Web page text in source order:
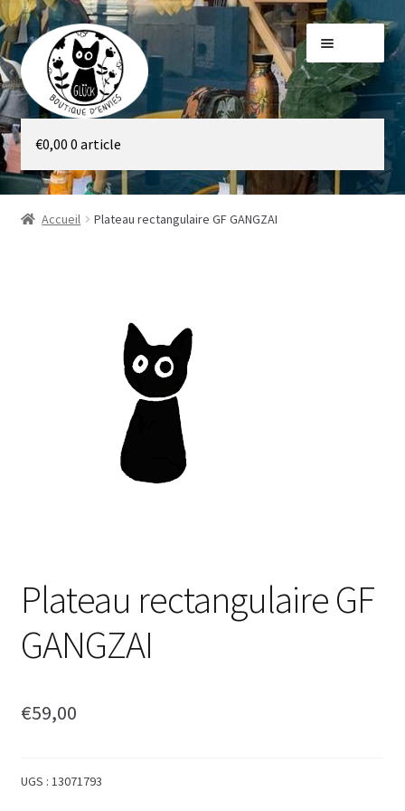
Aller
à
la
navigation
Aller
au
contenu
Galerie
Boutique
€0,00 0 article
Accueil Plateau rectangulaire GF GANGZAI
Plateau rectangulaire GF
GANGZAI
€59,00
UGS : 13071793